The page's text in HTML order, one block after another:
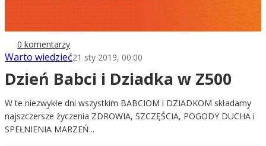
0 komentarzy
Warto wiedzieć21 sty 2019, 00:00
Dzień Babci i Dziadka w Z500
W te niezwykłe dni wszystkim BABCIOM i DZIADKOM składamy
najszczersze życzenia ZDROWIA, SZCZĘŚCIA, POGODY DUCHA i
SPEŁNIENIA MARZEŃ...